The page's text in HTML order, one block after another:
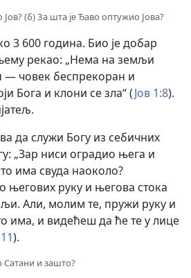
Јов? (б) За шта је Ђаво оптужио Јова?
3 600 година. Био је добар
рекао: „Нема на земљи
— човек беспрекоран и
Бога и клони се зла“ (Јов 1:8).
да служи Богу из себичних
„Зар ниси оградио њега и
има свуда наоколо?
његових руку и његова стока
Али, молим те, пружи руку и
има, и видећеш да ће те у лице
).
Сатани и зашто?